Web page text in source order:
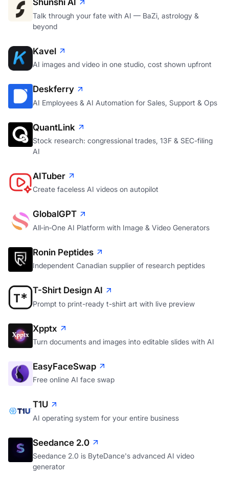
Shunshi AI
Talk through your fate with AI — BaZi, astrology &
beyond
Kavel
AI images and video in one studio, cost shown upfront
Deskferry
AI Employees & AI Automation for Sales, Support & Ops
QuantLink
Stock research: congressional trades, 13F & SEC-filing
AI
AITuber
Create faceless AI videos on autopilot
GlobalGPT
All‑in‑One AI Platform with Image & Video Generators
Ronin Peptides
Independent Canadian supplier of research peptides
T-Shirt Design AI
Prompt to print-ready t-shirt art with live preview
Xpptx
Turn documents and images into editable slides with AI
EasyFaceSwap
Free online AI face swap
T1U
AI operating system for your entire business
Seedance 2.0
Seedance 2.0 is ByteDance's advanced AI video
generator